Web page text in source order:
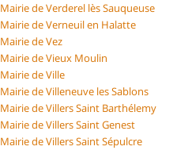
Mairie de Verderel lès Sauqueuse
Mairie de Verneuil en Halatte
Mairie de Vez
Mairie de Vieux Moulin
Mairie de Ville
Mairie de Villeneuve les Sablons
Mairie de Villers Saint Barthélemy
Mairie de Villers Saint Genest
Mairie de Villers Saint Sépulcre